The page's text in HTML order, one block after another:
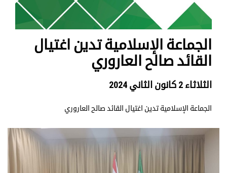
الجماعة الإسلامية تدين اغتيال
القائد صالح العاروري
الثلاثاء 2 كانون الثاني 2024
الجماعة الإسلامية تدين اغتيال القائد صالح العاروري